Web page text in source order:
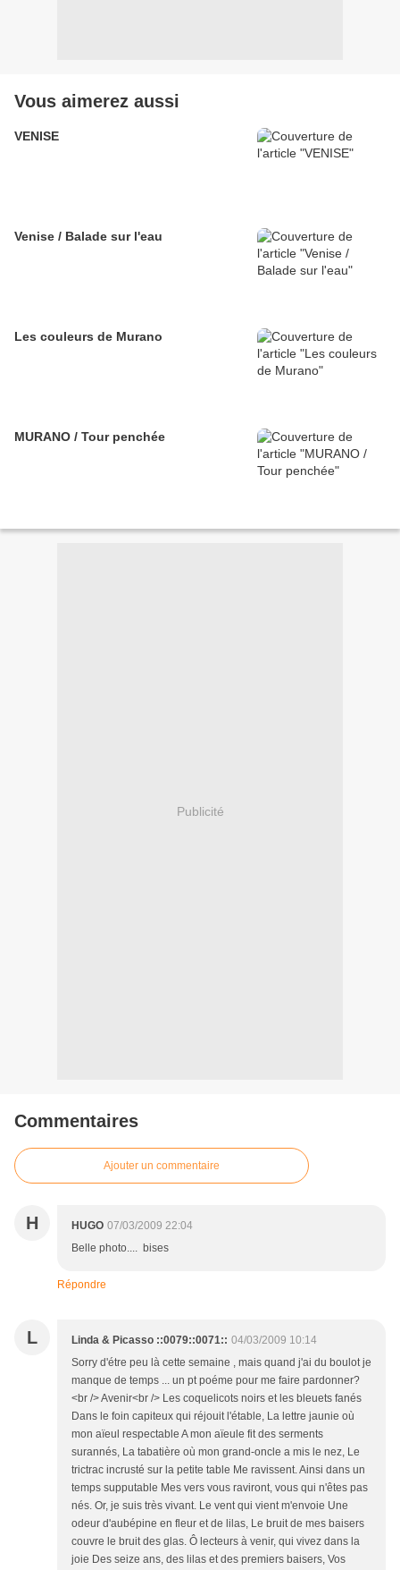
Vous aimerez aussi
VENISE
Venise / Balade sur l'eau
Les couleurs de Murano
MURANO / Tour penchée
Publicité
Commentaires
Ajouter un commentaire
H HUGO 07/03/2009 22:04
Belle photo.... bises
Répondre
L Linda & Picasso ::0079::0071:: 04/03/2009 10:14
Sorry d'étre peu là cette semaine , mais quand j'ai du boulot je
manque de temps ... un pt poéme pour me faire pardonner?
<br /> Avenir<br /> Les coquelicots noirs et les bleuets fanés
Dans le foin capiteux qui réjouit l'étable, La lettre jaunie où
mon aïeul respectable A mon aïeule fit des serments
surannés, La tabatière où mon grand-oncle a mis le nez, Le
trictrac incrusté sur la petite table Me ravissent. Ainsi dans un
temps supputable Mes vers vous raviront, vous qui n'êtes pas
nés. Or, je suis très vivant. Le vent qui vient m'envoie Une
odeur d'aubépine en fleur et de lilas, Le bruit de mes baisers
couvre le bruit des glas. Ô lecteurs à venir, qui vivez dans la
joie Des seize ans, des lilas et des premiers baisers, Vos